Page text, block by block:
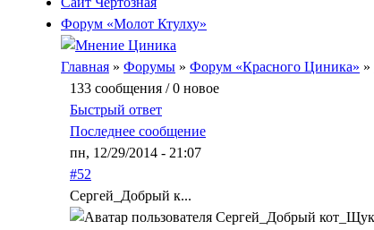
Форум «Молот Ктулху»
Вы здесь
Главная » Форумы » Форум «Красного Циника» »
133 сообщения / 0 новое
Быстрый ответ
Последнее сообщение
пн, 12/29/2014 - 21:07
#52
Сергей_Добрый к...